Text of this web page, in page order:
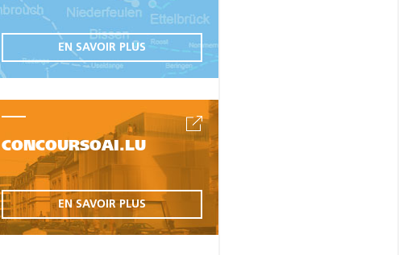
EN SAVOIR PLUS
CONCOURSOAI.LU
EN SAVOIR PLUS